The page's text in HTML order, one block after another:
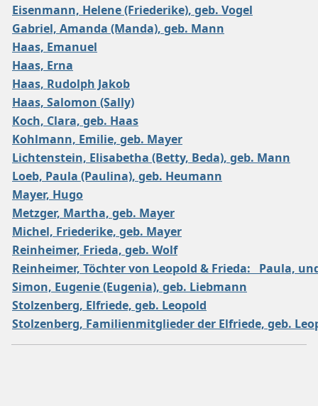
Eisenmann, Helene (Friederike), geb. Vogel
Gabriel, Amanda (Manda), geb. Mann
Haas, Emanuel
Haas, Erna
Haas, Rudolph Jakob
Haas, Salomon (Sally)
Koch, Clara, geb. Haas
Kohlmann, Emilie, geb. Mayer
Lichtenstein, Elisabetha (Betty, Beda), geb. Mann
Loeb, Paula (Paulina), geb. Heumann
Mayer, Hugo
Metzger, Martha, geb. Mayer
Michel, Friederike, geb. Mayer
Reinheimer, Frieda, geb. Wolf
Reinheimer, Töchter von Leopold & Frieda: Paula,
Simon, Eugenie (Eugenia), geb. Liebmann
Stolzenberg, Elfriede, geb. Leopold
Stolzenberg, Familienmitglieder der Elfriede, geb.